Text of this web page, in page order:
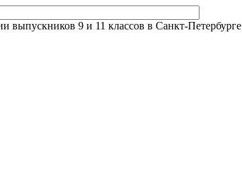
выпускников 9 и 11 классов в Санкт-Петербурге